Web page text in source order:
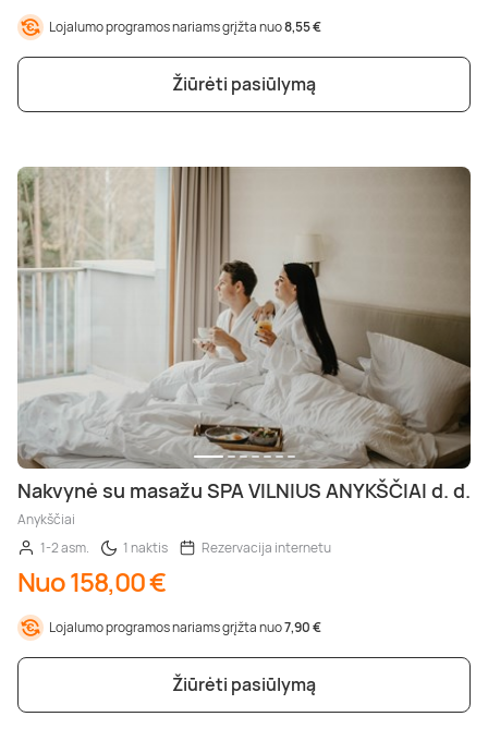
Lojalumo programos nariams grįžta nuo8,55 €
Žiūrėti pasiūlymą
Nakvynė su masažu SPA VILNIUS ANYKŠČIAI d. d.
Anykščiai
1-2 asm.
1 naktis Rezervacija internetu
Nuo 158,00 €
Lojalumo programos nariams grįžta nuo7,90 €
Žiūrėti pasiūlymą